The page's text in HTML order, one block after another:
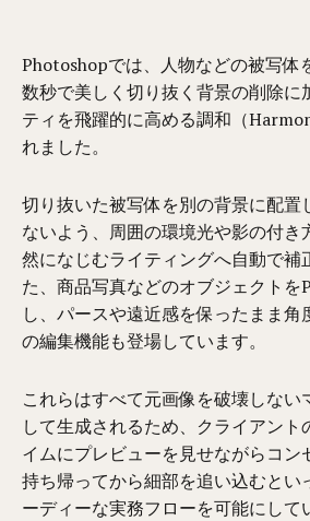
Photoshopでは、人物などの被写体
数秒で美しく切り抜く背景の削除に
ティを飛躍的に高める調和（
れました。
切り抜いた被写体を別の背景に配置
ないよう、周囲の環境光や影の付き
然になじむライティングへ自動で補
た、商品写真などのオブジェクト
し、パースや遠近感を保ったまま
の編集機能も登場しています。
これらはすべて元画像を破壊しない
して生成されるため、クライアント
イムにプレビューを見せながらコン
持ち帰ってから細部を追い込むとい
ーディーな実務フローを可能にして